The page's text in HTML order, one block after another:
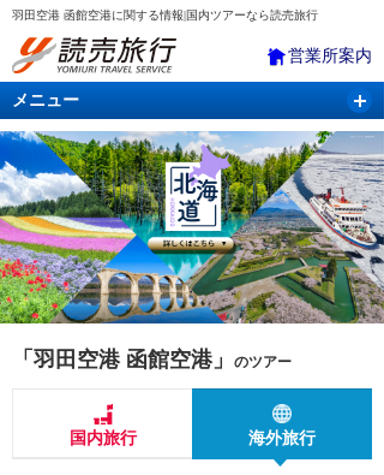
羽田空港 函館空港に関する情報|国内ツアーなら読売旅行
営業所案内
メニュー
国内旅行 バスツアー 海外旅行 クルーズ
航空・ＪＲ＋宿泊 航空券＆ホテル
「羽田空港 函館空港」 のツアー
国内旅行 海外旅行